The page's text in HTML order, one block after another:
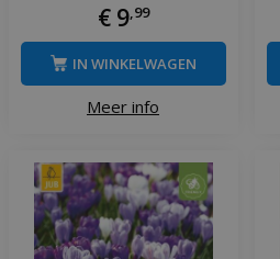
€ 9, 99
Meer info
IN WINKELWAGEN